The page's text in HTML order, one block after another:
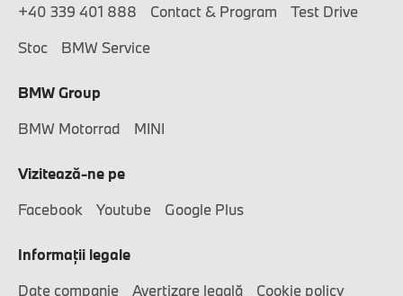
+40 339 401 888
Contact & Program
Test Drive
Stoc
BMW Service
BMW Group
BMW Motorrad
MINI
Vizitează-ne pe
Facebook
Youtube Google Plus
Informaţii legale
Date companie
Avertizare legală Cookie policy